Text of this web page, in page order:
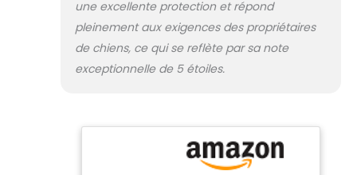
une excellente protection et répond
pleinement aux exigences des propriétaires
de chiens, ce qui se reflète par sa note
exceptionnelle de 5 étoiles.